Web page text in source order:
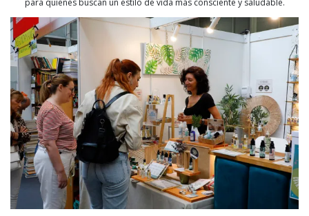
para quienes buscan un estilo de vida más consciente y saludable.